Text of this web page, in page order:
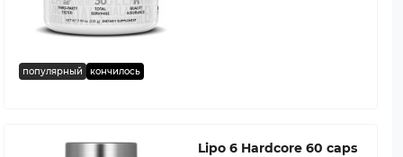
популярный кончилось
Lipo 6 Hardcore 60 caps